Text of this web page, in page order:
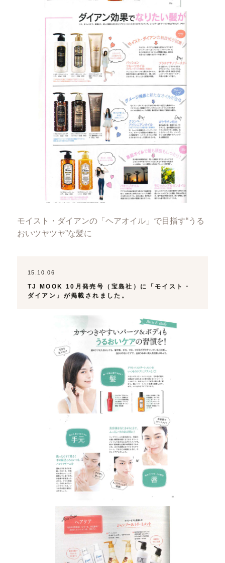
モイスト・ダイアンの「ヘアオイル」で目指す“うる
おいツヤツヤ”な髪に
15.10.06
TJ MOOK 10月発売号（宝島社）に「モイスト・
ダイアン」が掲載されました。